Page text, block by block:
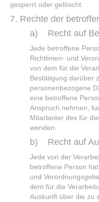
gesperrt oder gelöscht.
7. Rechte der
a) Recht auf
Jede betroffene
Richtlinien- und
von dem für die
Bestätigung darüber
personenbezogene
eine betroffene
Anspruch nehmen,
Mitarbeiter des für
wenden.
b) Recht auf
Jede von der
betroffene Person
und
dem für die
Auskunft über die zu